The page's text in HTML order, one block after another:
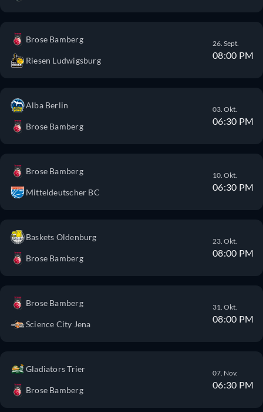
Brose Bamberg
Riesen Ludwigsburg
26. Sept.
08:00 PM
Alba Berlin
Brose Bamberg
03. Okt.
06:30 PM
Brose Bamberg
Mitteldeutscher BC
10. Okt.
06:30 PM
Baskets Oldenburg
Brose Bamberg
23. Okt.
08:00 PM
Brose Bamberg
Science City Jena
31. Okt.
08:00 PM
Gladiators Trier
Brose Bamberg
07. Nov.
06:30 PM